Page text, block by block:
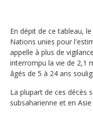
En dépit de ce tableau,
Nations unies pour
appelle à plus de
interrompu la vie de 2,1
âgés de 5 à 24 ans
La plupart de ces décès
subsaharienne et en Asie